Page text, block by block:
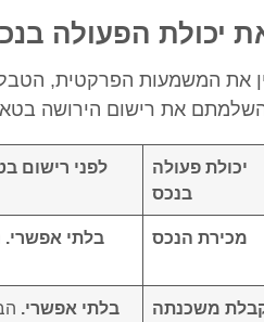
יכולת הפעולה
את המשמעות הפרקטית,
את רישום הירושה
יכולת פעולה
בנכס
לפני רישום
מכירת הנכס בלתי אפשרי.
משכנתה בלתי אפשרי.